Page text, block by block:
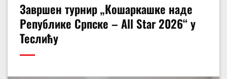
Завршен турнир „Кошаркашке наде
Републике Српске – All Star 2026“ у
Теслићу